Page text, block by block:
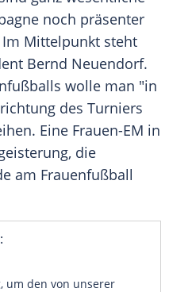
noch präsenter
Mittelpunkt steht
Bernd Neuendorf.
wolle man "in
des Turniers
Eine Frauen-EM in
die
am Frauenfußball
um den von unserer